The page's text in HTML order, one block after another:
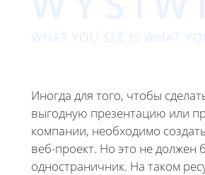
WHAT YOU SEE IS WHAT
Иногда для того, чтобы
выгодную презентацию или
компании, необходимо
веб-проект. Но это не должен
одностраничник. На таком